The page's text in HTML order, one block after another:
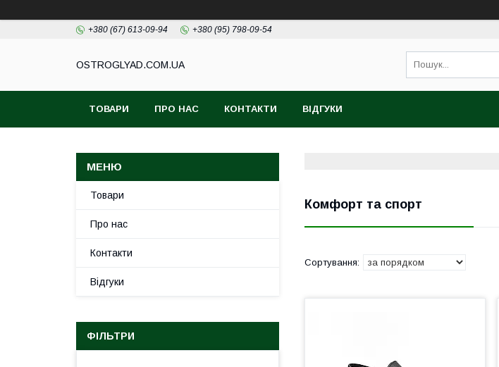
+380 (67) 613-09-94 +380 (95) 798-09-54
ОSTROGLYAD.СOM.UA
ТОВАРИ ПРО НАС КОНТАКТИ ВІДГУКИ
Комфорт та спорт
Товари
Про нас
Контакти
Відгуки
ФІЛЬТРИ